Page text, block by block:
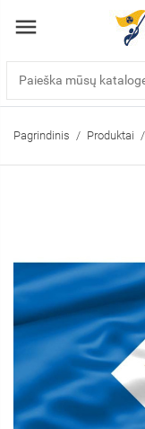
Pagrindinis Produktai